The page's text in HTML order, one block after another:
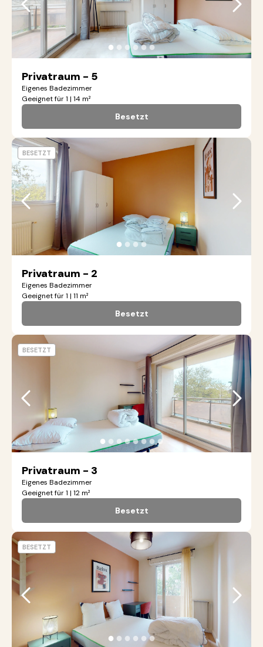
●● ●●●●
Privatraum - 5
Eigenes Badezimmer
Geeignet für 1 | 14 m²
Besetzt
●●●●
Privatraum - 2
Eigenes Badezimmer
Geeignet für 1 | 11 m²
Besetzt
BESETZT
● ●●●●●●●
Privatraum - 3
Eigenes Badezimmer
Geeignet für 1 | 12 m²
Besetzt
BESETZT
●● ● ● ●●
BESETZT